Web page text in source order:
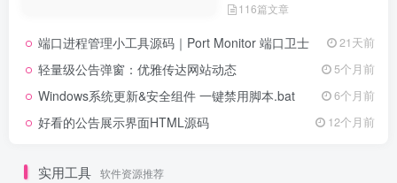
116篇文章
端口进程管理小工具源码｜Port Monitor 端口卫士 21天前
轻量级公告弹窗：优雅传达网站动态 5个月前
Windows系统更新&安全组件 一键禁用脚本.bat 6个月前
好看的公告展示界面HTML源码 12个月前
实用工具 软件资源推荐